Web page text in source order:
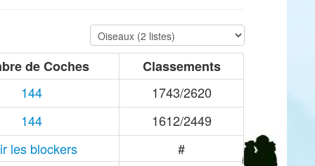
de Coches
Classements
144
1743/2620
144
1612/2449
les blockers
#